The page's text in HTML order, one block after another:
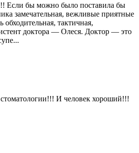
Если бы можно было поставила бы
замечательная, вежливые приятные
тактичная,
доктора — Олеся. Доктор — это
И человек хороший!!!